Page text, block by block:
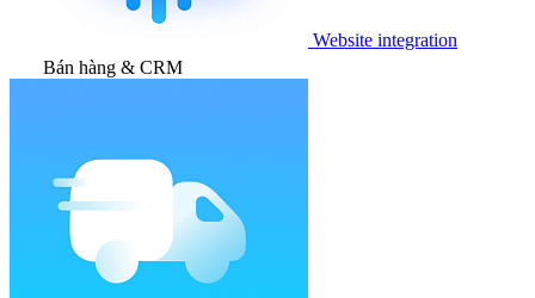
Website integration
Bán hàng & CRM